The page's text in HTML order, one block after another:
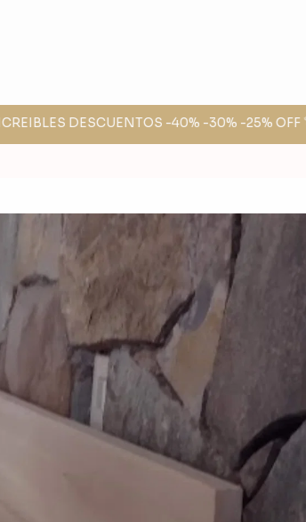
DESCUENTOS -40% -30% -25% OFF 💣